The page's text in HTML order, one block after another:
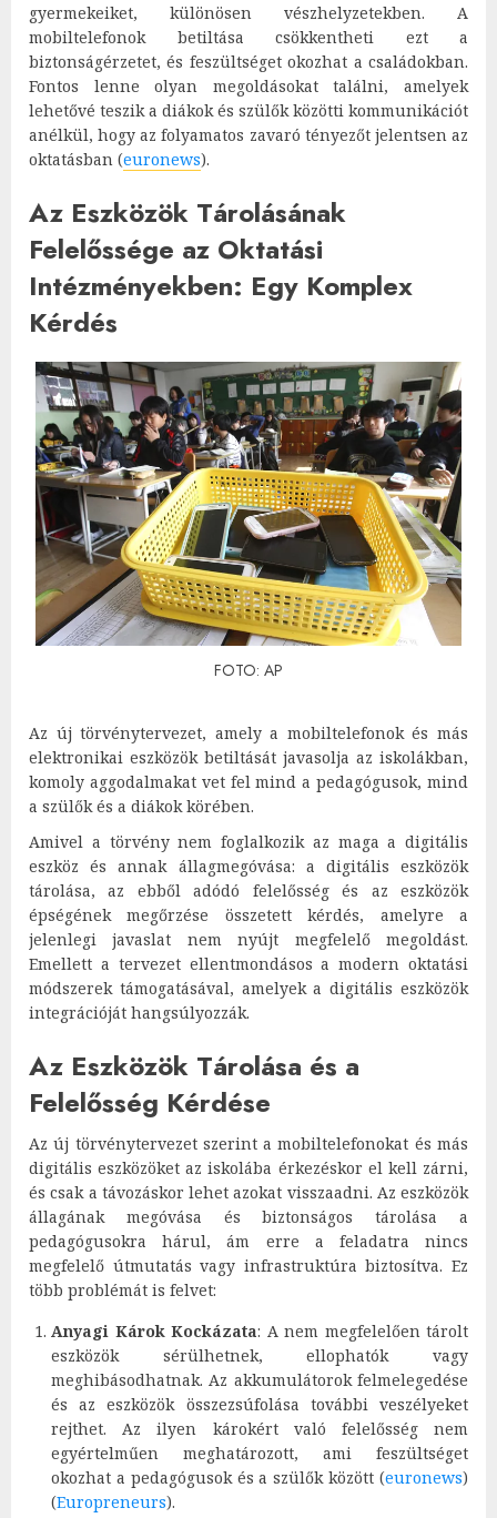
gyermekeiket, különösen vészhelyzetekben. A
mobiltelefonok betiltása csökkentheti ezt a
biztonságérzetet, és feszültséget okozhat a családokban.
Fontos lenne olyan megoldásokat találni, amelyek
lehetővé teszik a diákok és szülők közötti kommunikációt
anélkül, hogy az folyamatos zavaró tényezőt jelentsen az
oktatásban​ (euronews)​.
Az Eszközök Tárolásának
Felelőssége az Oktatási
Intézményekben: Egy Komplex
Kérdés
FOTO: AP
Az új törvénytervezet, amely a mobiltelefonok és más
elektronikai eszközök betiltását javasolja az iskolákban,
komoly aggodalmakat vet fel mind a pedagógusok, mind
a szülők és a diákok körében.
Amivel a törvény nem foglalkozik az maga a digitális
eszköz és annak állagmegóvása: a digitális eszközök
tárolása, az ebből adódó felelősség és az eszközök
épségének megőrzése összetett kérdés, amelyre a
jelenlegi javaslat nem nyújt megfelelő megoldást.
Emellett a tervezet ellentmondásos a modern oktatási
módszerek támogatásával, amelyek a digitális eszközök
integrációját hangsúlyozzák.
Az Eszközök Tárolása és a
Felelősség Kérdése
Az új törvénytervezet szerint a mobiltelefonokat és más
digitális eszközöket az iskolába érkezéskor el kell zárni,
és csak a távozáskor lehet azokat visszaadni. Az eszközök
állagának megóvása és biztonságos tárolása a
pedagógusokra hárul, ám erre a feladatra nincs
megfelelő útmutatás vagy infrastruktúra biztosítva. Ez
több problémát is felvet:
Anyagi Károk Kockázata: A nem megfelelően tárolt
eszközök sérülhetnek, ellophatók vagy
meghibásodhatnak. Az akkumulátorok felmelegedése
és az eszközök összezsúfolása további veszélyeket
rejthet. Az ilyen károkért való felelősség nem
egyértelműen meghatározott, ami feszültséget
okozhat a pedagógusok és a szülők között​ (euronews)
(Europreneurs)​.